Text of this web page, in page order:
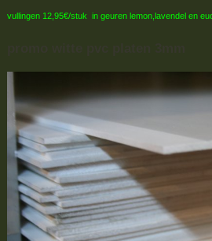
vullingen 12,95€/stuk in geuren lemon,lavendel en